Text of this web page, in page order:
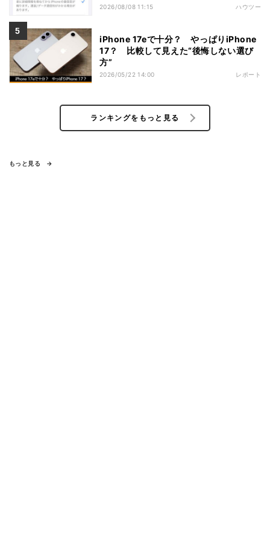
2026/08/08 11:15 ハウツー
iPhone 17eで十分？ やっぱりiPhone
17？ 比較して見えた“後悔しない選び
方”
2026/05/22 14:00 レポート
ランキングをもっと見る
もっと見る